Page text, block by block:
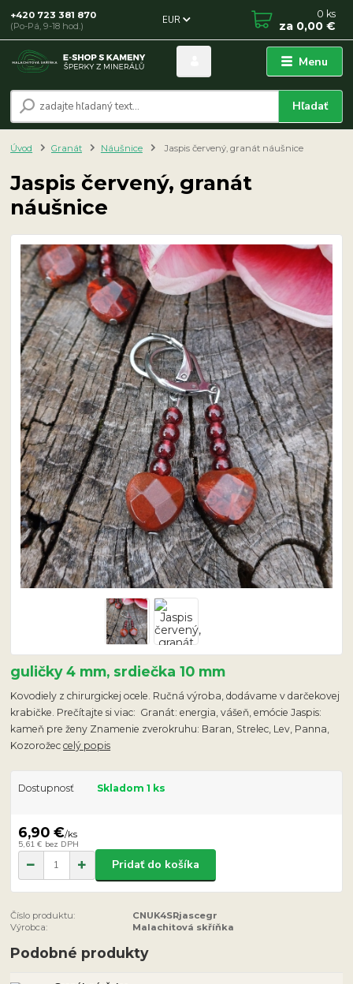
Menu
EUR
Hľadať
+420 723 381 870
(Po-Pá, 9-18 hod.)
0 ks
za 0,00 €
Úvod Granát Náušnice Jaspis červený, granát náušnice
Jaspis červený, granát
náušnice
guličky 4 mm, srdiečka 10 mm
Kovodiely z chirurgickej ocele. Ručná výroba, dodávame v darčekovej
krabičke. Prečítajte si viac: Granát: energia, vášeň, emócie Jaspis:
kameň pre ženy Znamenie zverokruhu: Baran, Strelec, Lev, Panna,
Kozorožeccelý popis
Dostupnosť Skladom 1 ks
6,90 €/ks
5,61 € bez DPH
Pridať do košíka
Číslo produktu:
CNUK4SRjascegr
Výrobca:
Malachitová skříňka
Podobné produkty